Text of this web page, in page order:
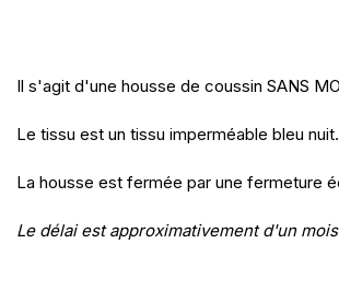
Il s'agit d'une housse de coussin SANS
Le tissu est un tissu imperméable bleu nuit.
La housse est fermée par une fermeture
Le délai est approximativement d'un